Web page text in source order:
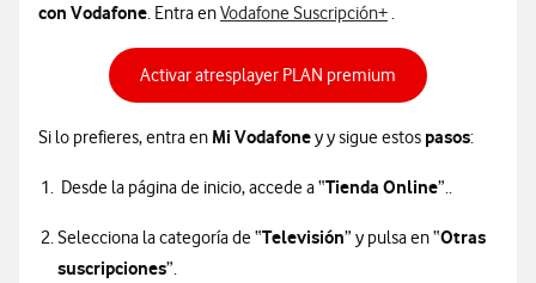
con Vodafone. Entra enVodafone Suscripción+Información sobre
.
Activar atresplayer PLAN premium
Si lo prefieres, entra en Mi Vodafoney y sigue estos pasos:
Desde la página de inicio, accede a “Tienda Online”..
Selecciona la categoría de “Televisión” y pulsa en “Otras
suscripciones”.